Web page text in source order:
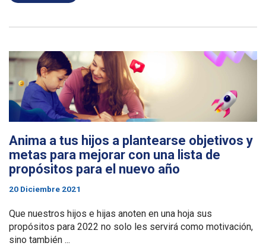
Anima a tus hijos a plantearse objetivos y
metas para mejorar con una lista de
propósitos para el nuevo año
20 Diciembre 2021
Que nuestros hijos e hijas anoten en una hoja sus
propósitos para 2022 no solo les servirá como motivación,
sino también ...